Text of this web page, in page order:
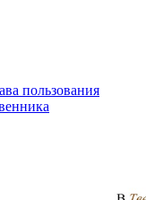
пользования